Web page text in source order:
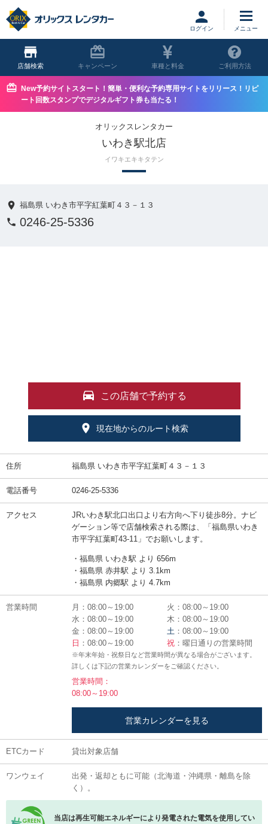
ログイン
店舗 キャンペーン 車種と料金 ご利用方法
New予約サイトスタート！簡単・便利な予約専用サイトをリリース！リピ
ート回数スタンプでデジタルギフト券も当たる！
オリックスレンタカー
いわき駅北店
イワキエキキタテン
福島県 いわき市平字紅葉町４３－１３
0246-25-5336
この店舗で予約する
現在地からのルート検索
住所 福島県 いわき市平字紅葉町４３－１３
電話番号 0246-25-5336
アクセス
JRいわき駅北口出口より右方向へ下り徒歩8分。ナビ
ゲーション等で店舗検索される際は、「福島県いわき
市平字紅葉町43-11」でお願いします。
・福島県 いわき駅 より 656m
・福島県 赤井駅 より 3.1km
・福島県 内郷駅 より 4.7km
営業時間 月：08:00～19:00
火：08:00～19:00
水：08:00～19:00
木：08:00～19:00
金：08:00～19:00
土 ：08:00～19:00
日 ：08:00～19:00 祝 ：曜日通りの営業時間
※年末年始・祝祭日など営業時間が異なる場合がございます。
詳しくは下記の営業カレンダーをご確認ください。
営業時間：
08:00～19:00
営業カレンダーを見る
ETCカード 貸出対象店舗
ワンウェイ
出発・返却ともに可能（北海道・沖縄県・離島を除
く）。
当店は再生可能エネルギーにより発電された電気を使用してい